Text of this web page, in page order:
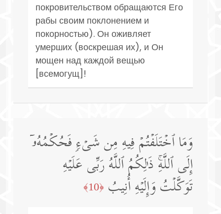
покровительством обращаются Его
рабы своим поклонением и
покорностью). Он оживляет
умерших (воскрешая их), и Он
мощен над каждой вещью
[всемогущ]!
وَمَا ٱخۡتَلَفۡتُمۡ فِیهِ مِن شَیۡءࣲ فَحُكۡمُهُۥۤ
إِلَى ٱللَّهِۚ ذَ ٰ⁠لِكُمُ ٱللَّهُ رَبِّی عَلَیۡهِ
تَوَكَّلۡتُ وَإِلَیۡهِ أُنِیبُ ﴿10﴾